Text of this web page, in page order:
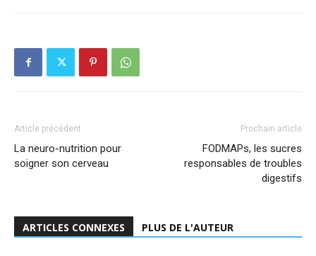
Article précédent
La neuro-nutrition pour
soigner son cerveau
Prochain article
FODMAPs, les sucres
responsables de troubles
digestifs
ARTICLES CONNEXES PLUS DE L'AUTEUR